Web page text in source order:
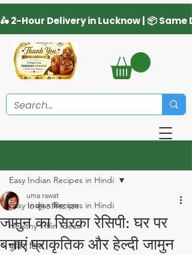
Easy Indian Recipes in Hindi
Healthy Tiffin Ideas
कुकिंग टिप्स
Easy Indian Recipes in Hindi
जामुन का सिरका रेसिपी: घर पर
बनाएं प्राकृतिक और हेल्दी जामुन
uma rawat
10 जून 3 मिनट पठन